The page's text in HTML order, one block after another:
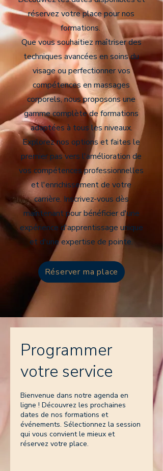
réservez votre place pour nos
formations.
Que vous souhaitiez maîtriser des
techniques avancées en soins du
visage ou perfectionner vos
compétences en massages
corporels, nous proposons une
gamme complète de formations
adaptées à tous les niveaux.
Explorez nos options et faites le
premier pas vers l'amélioration de
vos compétences professionnelles
et l'enrichissement de votre
carrière. Inscrivez-vous dès
maintenant pour bénéficier d'une
expérience d'apprentissage unique
et d'une expertise de pointe.
Réserver ma place
Programmer
votre service
Bienvenue dans notre agenda en
ligne ! Découvrez les prochaines
dates de nos formations et
événements. Sélectionnez la session
qui vous convient le mieux et
réservez votre place.